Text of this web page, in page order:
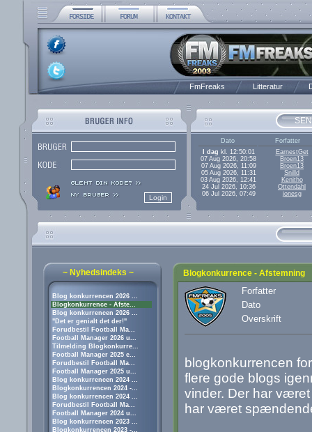
FmFreaks Litteratur
Dato
Forfatter
I dag kl. 12:50:01
EarnestGet
07 Aug 2026, 20:58
Broen13
07 Aug 2026, 11:09
Broen13
05 Aug 2026, 11:31
Snilld
03 Aug 2026, 12:41
Kenitho
24 Jul 2026, 10:36
Ottendahl
06 Jul 2026, 07:49
jonesg
~ Nyhedsindeks ~
Blog konkurrencen 2026 ...
Blogkonkurrence - Afste...
Blog konkurrencen 2026 ...
"Det er genialt det der!"
Forudbestil Football Ma...
Football Manager 2026 u...
Tilmelding Blogkonkurre...
Football Manager 2025 e...
Forudbestil Football Ma...
Football Manager 2025 u...
Blog konkurrencen 2024 ...
Blogkonkurrencen 2024 -...
Blog konkurrencen 2024 ...
Forudbestil Football Ma...
Football Manager 2024 u...
Blog konkurrencen 2023 ...
Blogkonkurrencen 2023 -...
Blogkonkurrence - Afstemning
Forfatter
Dato
Overskrift
blogkonkurrencen
flere gode blogs
vinder. Der har
har været